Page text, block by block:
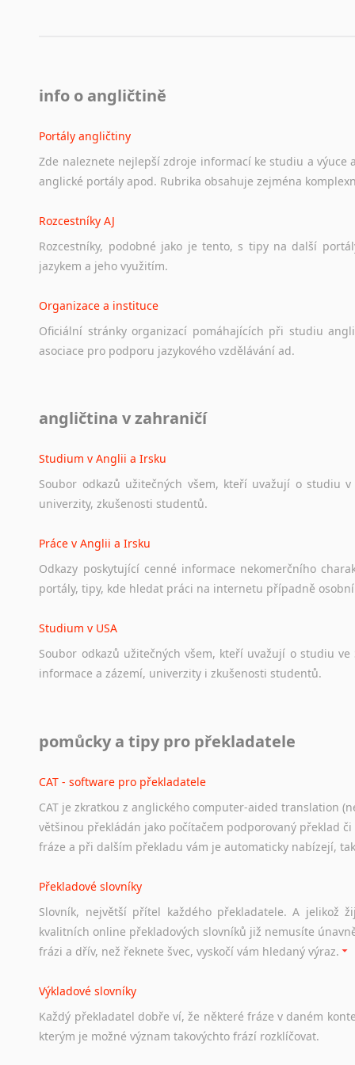
info o angličtině
Portály angličtiny
Zde naleznete nejlepší zdroje informací ke studiu a výuce
anglické portály apod. Rubrika obsahuje zejména
Rozcestníky AJ
Rozcestníky, podobné jako je tento, s tipy na další
jazykem a jeho využitím.
Organizace a instituce
Oficiální stránky organizací pomáhajících při studiu
asociace pro podporu jazykového vzdělávání ad.
Ať už se jedná o česká diskusní
angličtina v zahraničí
Studium v Anglii a Irsku
Soubor odkazů užitečných všem, kteří uvažují o studiu v
univerzity, zkušenosti studentů.
Práce v Anglii a Irsku
Odkazy poskytující cenné informace nekomerčního
portály, tipy, kde hledat práci na internetu případně osobní
Studium v USA
Soubor odkazů užitečných všem, kteří uvažují o studiu ve
informace a zázemí, univerzity i zkušenosti studentů.
Odkazy poskytující cenné informace nekomerčního
Studium v Austrálii
Soubor odkazů užitečných všem, kteří uvažují o studiu v
a zázemí, australské univerzity a samozřejmě i osobní
Práce v Austrálii
Odkazy poskytující cenné informace nekomerčního
hledat práci na internetu případně osobní zkušenosti
Hledáte-li
práci
stejná obecná pravidla, jako pro český životopis. Tak dost
pomůcky a tipy pro překladatele
CAT - software pro překladatele
CAT je zkratkou z anglického computer-aided translation
většinou překládán jako počítačem podporovaný překlad
fráze a při dalším překladu vám je automaticky nabízejí,
Překladové slovníky
Slovník, největší přítel každého překladatele. A jelikož
kvalitních online překladových slovníků již nemusíte
frázi a dřív, než řeknete švec, vyskočí vám hledaný výraz.
Výkladové slovníky
Každý překladatel dobře ví, že některé fráze v daném
kterým je možné význam takovýchto frází rozklíčovat.